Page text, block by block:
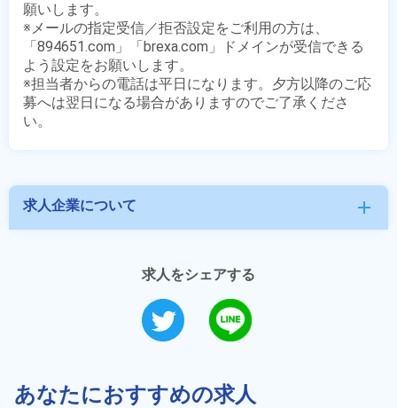
願いします。
※メールの指定受信／拒否設定をご利用の方は、
「894651.com」「brexa.com」ドメインが受信できる
よう設定をお願いします。
※担当者からの電話は平日になります。夕方以降のご応
募へは翌日になる場合がありますのでご了承くださ
求人企業について add
求人をシェアする
あなたにおすすめの求人